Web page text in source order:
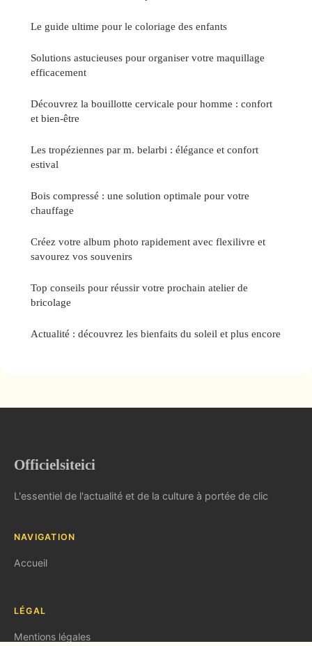
Le guide ultime pour le coloriage des enfants
Solutions astucieuses pour organiser votre maquillage
efficacement
Découvrez la bouillotte cervicale pour homme : confort
et bien-être
Les tropéziennes par m. belarbi : élégance et confort
estival
Bois compressé : une solution optimale pour votre
chauffage
Créez votre album photo rapidement avec flexilivre et
savourez vos souvenirs
Top conseils pour réussir votre prochain atelier de
bricolage
Actualité : découvrez les bienfaits du soleil et plus encore
Officielsiteici
L'essentiel de l'actualité et de la culture à portée de clic
NAVIGATION
Accueil
LÉGAL
Mentions légales